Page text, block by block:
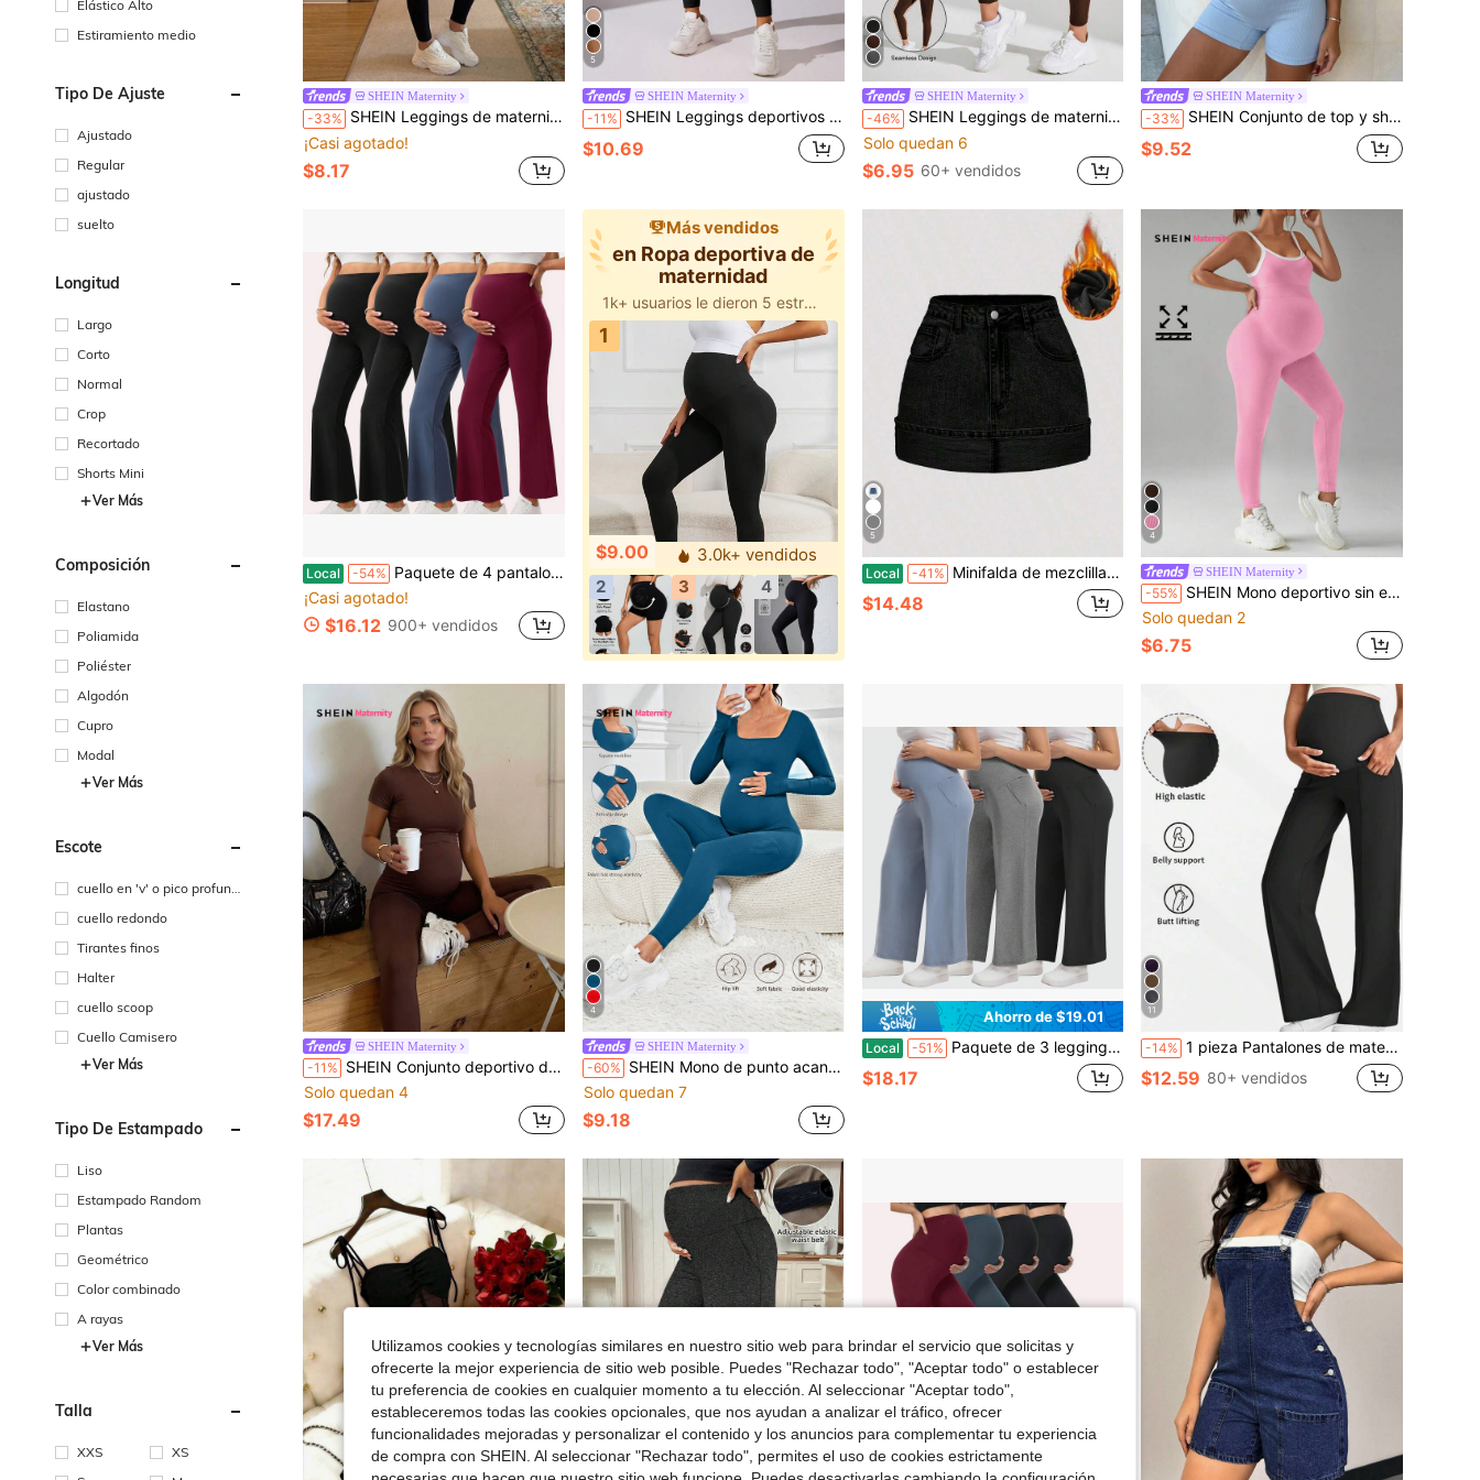
Elástico Alto
Estiramiento medio
Tipo De Ajuste
Ajustado
Regular
ajustado
suelto
Longitud
Largo
Corto
Normal
Crop
Recortado
Shorts Mini
Ver Más
Composición
Elastano
Poliamida
Poliéster
Algodón
Cupro
Modal
Ver Más
Escote
cuello en 'v' o pico profund
cuello redondo
Tirantes finos
Halter
cuello scoop
Cuello Camisero
Ver Más
Tipo De Estampado
Liso
Estampado Random
Plantas
Geométrico
Color combinado
A rayas
Ver Más
Talla
XXS
XS
SHEIN Maternity
-33% SHEIN Leggings de maternidad de unicolor de cintura alta para fitness y deportes diarios
¡Casi agotado!
$8.17
5
SHEIN Maternity
-11% SHEIN Leggings deportivos de maternidad de unicolor para uso diario casual
$10.69
SHEIN Maternity
-46% SHEIN Leggings de maternidad de unicolor de cintura alta para uso diario y fitness
Solo quedan 6
$6.95 60+ vendidos
SHEIN Maternity
-33% SHEIN Conjunto de top y shorts de unicolor para maternidad, casual, diario y deportivo
$9.52
Local -54% Paquete de 4 pantalones de maternidad acampanados con bolsillos, pantalones de yoga de cintura alta sobre el vientre para embarazo, pantalones de embarazo para entrenamiento, ropa deportiva de embarazo suave en colores surtidos
¡Casi agotado!
$16.12 900+ vendidos
Más vendidos
en Ropa deportiva de
maternidad
compró esto hace 32 minutos
1k+ usuarios le dieron 5 estrellas
compró esto hace 32 minutos
1
$9.00
3.0k+ vendidos
2
3 4
5
Local -41% Minifalda de mezclilla casual para mujer con bloques de color lavados y patchwork
$14.48
4
SHEIN Maternity
-55% SHEIN Mono deportivo sin espalda con ribete de contraste para mujeres embarazadas
Solo quedan 2
$6.75
SHEIN Maternity
-11% SHEIN Conjunto deportivo de top de manga corta y pantalones largos para maternidad
Solo quedan 4
$17.49
4
SHEIN Maternity
-60% SHEIN Mono de punto acanalado con cuello cuadrado para maternidad
Solo quedan 7
$9.18
Ahorro de $19.01
Local -51% Paquete de 3 leggings de maternidad para mujer, pierna recta con bolsillos, cintura alta sobre el vientre, leggings de embarazo para ejercicio, ropa deportiva suave en colores surtidos
$18.17
11
-14% 1 pieza Pantalones de maternidad para mujer, con bolsillos, cintura elástica que no comprime el vientre, bolsillos dobles convenientes para llevar, color negro
$12.59 80+ vendidos
Utilizamos cookies y tecnologías similares en nuestro sitio web para brindar el servicio que solicitas y
ofrecerte la mejor experiencia de sitio web posible. Puedes "Rechazar todo", "Aceptar todo" o establecer
tu preferencia de cookies en cualquier momento a tu elección. Al seleccionar "Aceptar todo",
estableceremos todas las cookies opcionales, que nos ayudan a analizar el tráfico, ofrecer
funcionalidades mejoradas y personalizar el contenido y los anuncios para complementar tu experiencia
de compra con SHEIN. Al seleccionar "Rechazar todo", permites el uso de cookies estrictamente